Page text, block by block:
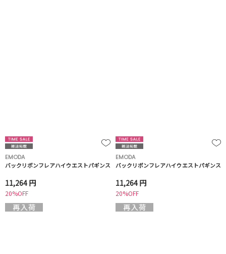
EMODA
バックリボンフレアハイウエストパギンス
11,264 円
20%OFF
EMODA
バックリボンフレアハイウエストパギンス
11,264 円
20%OFF